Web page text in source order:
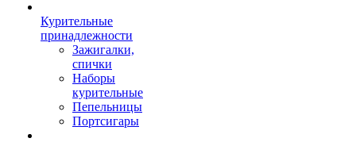
Курительные
принадлежности
Зажигалки,
спички
Наборы
курительные
Пепельницы
Портсигары